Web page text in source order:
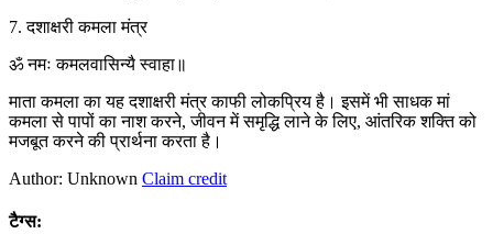
7. दशाक्षरी कमला मंत्र
ॐ नमः कमलवासिन्यै स्वाहा॥
माता कमला का यह दशाक्षरी मंत्र काफी लोकप्रिय है। इसमें भी साधक मां
कमला से पापों का नाश करने, जीवन में समृद्धि लाने के लिए, आंतरिक शक्ति को
मजबूत करने की प्रार्थना करता है।
Author: Unknown Claim credit
टैग्स: